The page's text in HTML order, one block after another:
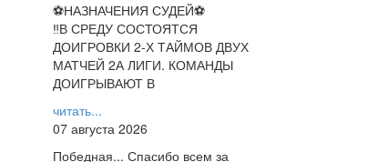
⚽НАЗНАЧЕНИЯ СУДЕЙ⚽
‼В СРЕДУ СОСТОЯТСЯ
ДОИГРОВКИ 2-Х ТАЙМОВ ДВУХ
МАТЧЕЙ 2А ЛИГИ. КОМАНДЫ
ДОИГРЫВАЮТ В
читать...
07 августа 2026
Победная... Спасибо всем за